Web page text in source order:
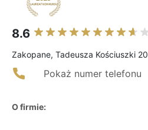
8.6
Zakopane, Tadeusza Kościuszki 20
Pokaż numer telefonu
O firmie: